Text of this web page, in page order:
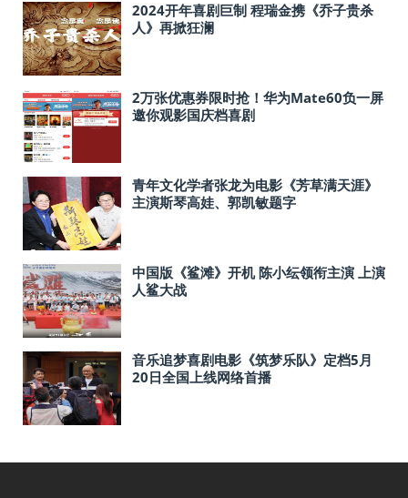
2024开年喜剧巨制 程瑞金携《乔子贵杀
人》再掀狂澜
2万张优惠券限时抢！华为Mate60负一屏
邀你观影国庆档喜剧
青年文化学者张龙为电影《芳草满天涯》
主演斯琴高娃、郭凯敏题字
中国版《鲨滩》开机 陈小纭领衔主演 上演
人鲨大战
音乐追梦喜剧电影《筑梦乐队》定档5月
20日全国上线网络首播